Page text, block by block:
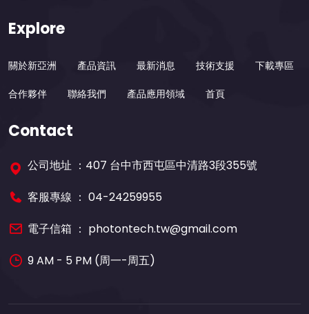
Explore
關於新亞洲 產品資訊 最新消息 技術支援 下載專區
合作夥伴 聯絡我們 產品應用領域 首頁
Contact
公司地址 ：407 台中市西屯區中清路3段355號
客服專線 ： 04-24259955
電子信箱 ： photontech.tw@gmail.com
9 AM - 5 PM (周一-周五)